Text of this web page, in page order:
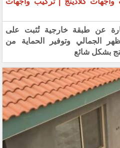
عن طبقة خارجية تُثبت على
الجمالي وتوفير الحماية من
بشكل شائع